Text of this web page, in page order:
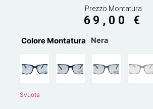
Prezzo Montatura
69,00 €
Colore Montatura Nera
Svuota